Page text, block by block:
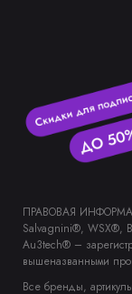
ПРАВОВАЯ
Salvagnini®, WSX®,
Au3tech® –
вышеназванными
Все бренды,